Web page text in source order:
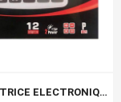
CALCULATRICE ELECTRONIQUE VERTEX 12 DIGITS V.C-203